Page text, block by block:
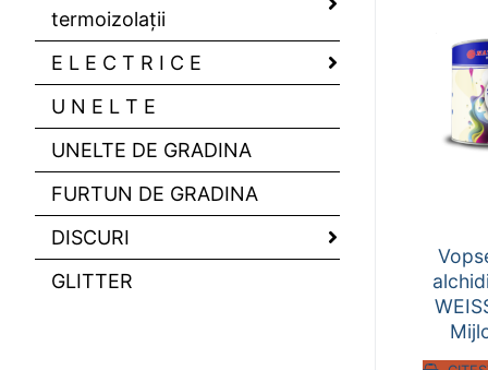
termoizolaţii
E L E C T R I C E
U N E L T E
UNELTE DE GRADINA
FURTUN DE GRADINA
DISCURI
GLITTER